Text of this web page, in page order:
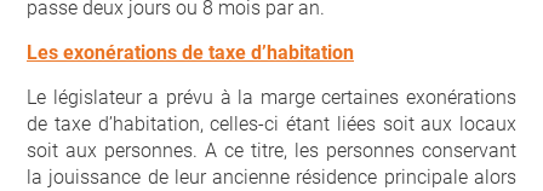
passe deux jours ou 8 mois par an.
Les exonérations de taxe d’habitation
Le législateur a prévu à la marge certaines exonérations
de taxe d’habitation, celles-ci étant liées soit aux locaux
soit aux personnes. A ce titre, les personnes conservant
la jouissance de leur ancienne résidence principale alors